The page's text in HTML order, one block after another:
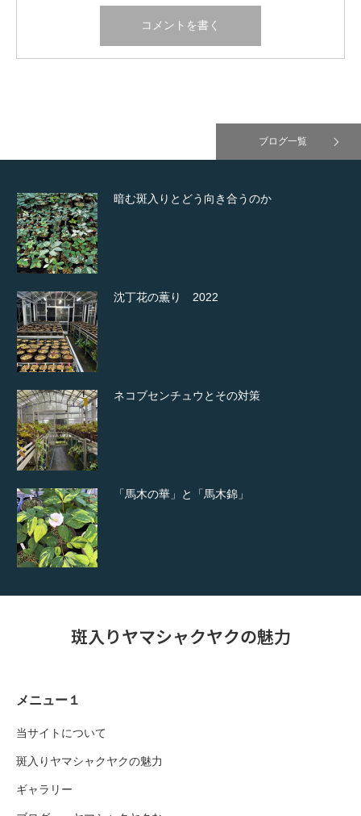
ブログ一覧
暗む斑入りとどう向き合うのか
沈丁花の薫り 2022
ネコブセンチュウとその対策
「馬木の華」と「馬木錦」
斑入りヤマシャクヤクの魅力
メニュー１
当サイトについて
斑入りヤマシャクヤクの魅力
ギャラリー